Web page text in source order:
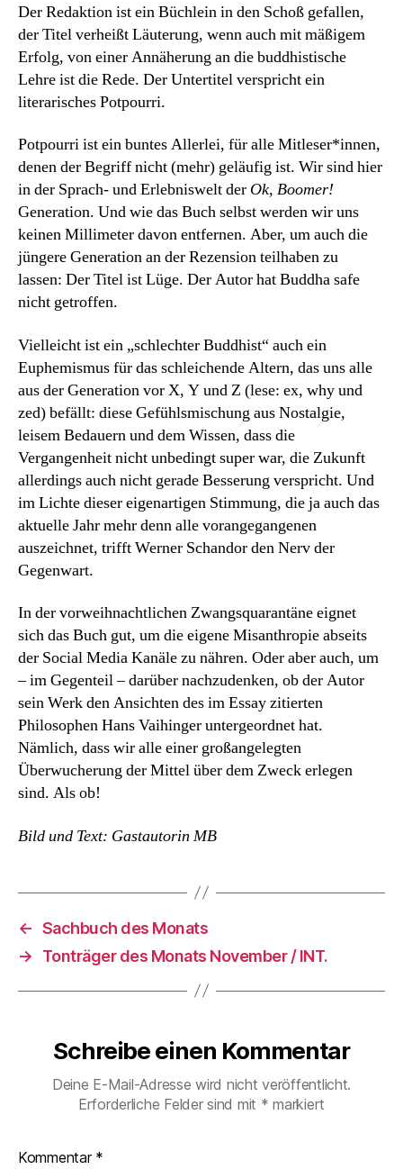
Der Redaktion ist ein Büchlein in den Schoß gefallen,
der Titel verheißt Läuterung, wenn auch mit mäßigem
Erfolg, von einer Annäherung an die buddhistische
Lehre ist die Rede. Der Untertitel verspricht ein
literarisches Potpourri.
Potpourri ist ein buntes Allerlei, für alle Mitleser*innen,
denen der Begriff nicht (mehr) geläufig ist. Wir sind hier
in der Sprach- und Erlebniswelt der Ok, Boomer!
Generation. Und wie das Buch selbst werden wir uns
keinen Millimeter davon entfernen. Aber, um auch die
jüngere Generation an der Rezension teilhaben zu
lassen: Der Titel ist Lüge. Der Autor hat Buddha safe
nicht getroffen.
Vielleicht ist ein „schlechter Buddhist“ auch ein
Euphemismus für das schleichende Altern, das uns alle
aus der Generation vor X, Y und Z (lese: ex, why und
zed) befällt: diese Gefühlsmischung aus Nostalgie,
leisem Bedauern und dem Wissen, dass die
Vergangenheit nicht unbedingt super war, die Zukunft
allerdings auch nicht gerade Besserung verspricht. Und
im Lichte dieser eigenartigen Stimmung, die ja auch das
aktuelle Jahr mehr denn alle vorangegangenen
auszeichnet, trifft Werner Schandor den Nerv der
Gegenwart.
In der vorweihnachtlichen Zwangsquarantäne eignet
sich das Buch gut, um die eigene Misanthropie abseits
der Social Media Kanäle zu nähren. Oder aber auch, um
– im Gegenteil – darüber nachzudenken, ob der Autor
sein Werk den Ansichten des im Essay zitierten
Philosophen Hans Vaihinger untergeordnet hat.
Nämlich, dass wir alle einer großangelegten
Überwucherung der Mittel über dem Zweck erlegen
sind. Als ob!
Bild und Text: Gastautorin MB
← Sachbuch des Monats
→
Tonträger des Monats November / INT.
Schreibe einen Kommentar
Deine E-Mail-Adresse wird nicht veröffentlicht.
Erforderliche Felder sind mit * markiert
Kommentar *